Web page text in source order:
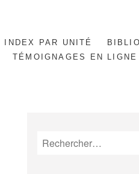
INDEX PAR UNITÉ
TÉMOIGNAGES EN LIGNE
Rechercher :